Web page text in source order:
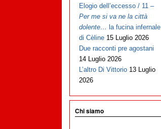
Elogio dell’eccesso / 11 –
Per me si va ne la città
dolente… la fucina infernale
di Cèline 15 Luglio 2026
Due racconti pre agostani
14 Luglio 2026
L’altro Di Vittorio 13 Luglio
2026
Chi siamo